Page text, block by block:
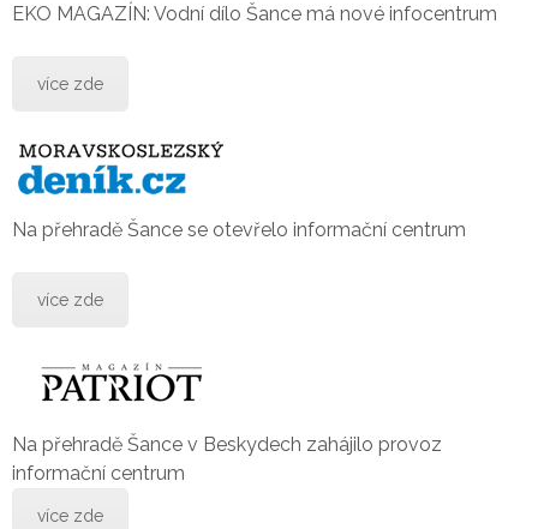
EKO MAGAZÍN: Vodní dílo Šance má nové infocentrum
více zde
Na přehradě Šance se otevřelo informační centrum
více zde
Na přehradě Šance v Beskydech zahájilo provoz
informační centrum
více zde